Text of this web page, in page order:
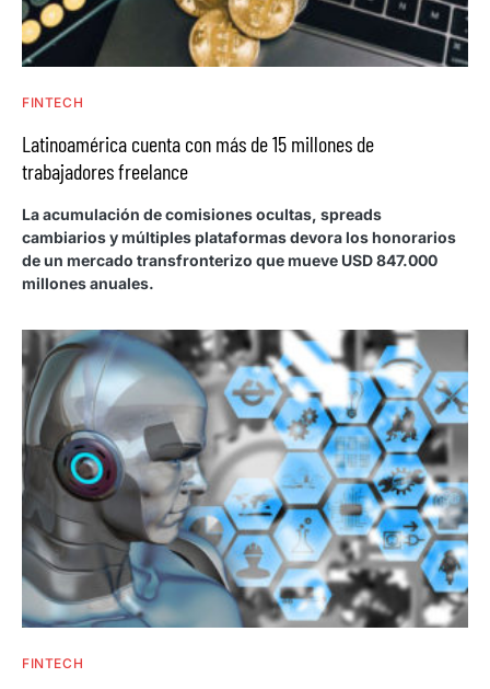
FINTECH
Latinoamérica cuenta con más de 15 millones de
trabajadores freelance
La acumulación de comisiones ocultas, spreads
cambiarios y múltiples plataformas devora los honorarios
de un mercado transfronterizo que mueve USD 847.000
millones anuales.
FINTECH